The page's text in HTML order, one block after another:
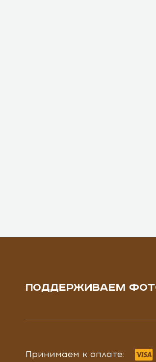
ПОДДЕРЖИВАЕМ
Принимаем к оплате: